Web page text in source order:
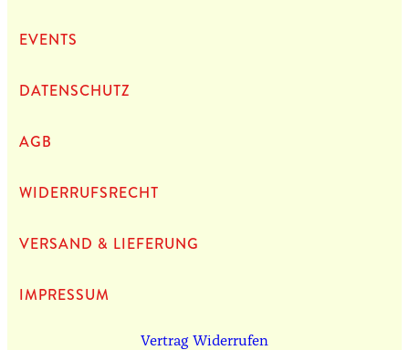
EVENTS
DATEN­SCHUTZ
AGB
WIDERRUFSRECHT
VERSAND & LIEFERUNG
IMPRES­SUM
Vertrag Widerrufen